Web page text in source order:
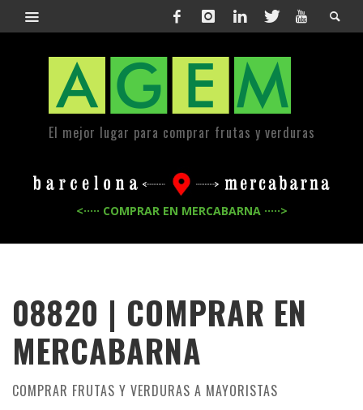
El mejor lugar para comprar frutas y verduras
<····· COMPRAR EN MERCABARNA ·····>
08820 | COMPRAR EN
MERCABARNA
COMPRAR FRUTAS Y VERDURAS A MAYORISTAS